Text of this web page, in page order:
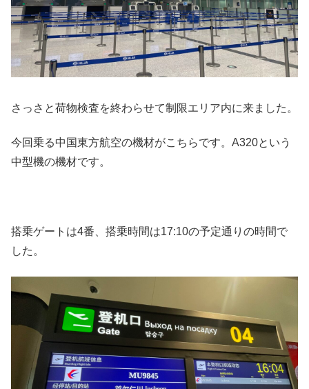
さっさと荷物検査を終わらせて制限エリア内に来ました。
今回乗る中国東方航空の機材がこちらです。A320という
中型機の機材です。
搭乗ゲートは4番、搭乗時間は17:10の予定通りの時間で
した。